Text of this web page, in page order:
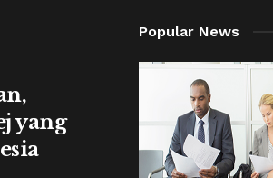
yang
Popular News